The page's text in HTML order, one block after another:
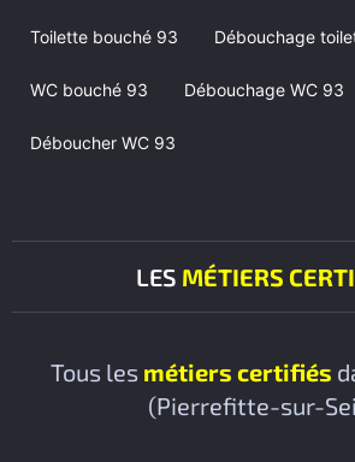
Toilette bouché 93 Débouchage
WC bouché 93 Débouchage WC 93
Déboucher WC 93
LES MÉTIERS
Tous les métiers certifiés
(Pierrefitte-sur-